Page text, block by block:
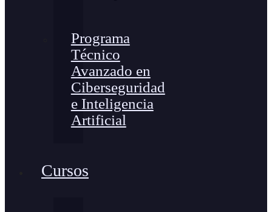
Programa
Técnico
Avanzado en
Ciberseguridad
e Inteligencia
Artificial
Cursos